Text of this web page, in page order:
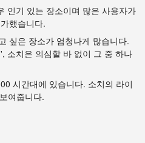
인기 있는 장소이며 많은 사용자가
했습니다.
싶은 장소가 엄청나게 많습니다.
소치은 의심할 바 없이 그 중 하나
시간대에 있습니다. 소치의 라이
여줍니다.